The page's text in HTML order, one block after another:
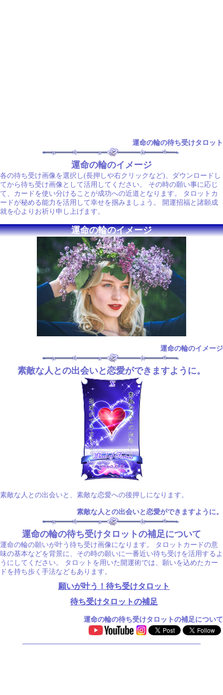
運命の輪の待ち受けタロット
運命の輪のイメージ
各の待ち受け画像を選択し(長押しや右クリックなど)、ダウンロードし
てから待ち受け画像として活用してください。 その時の願い事に応じ
て、カードを使い分けることが成功への近道となります。 タロットカ
ードが秘める能力を活用して幸せを掴みましょう。 開運招福と諸願成
就を心よりお祈り申し上げます。
運命の輪のイメージ
運命の輪のイメージ
素敵な人との出会いと恋愛ができますように。
素敵な人との出会いと、素敵な恋愛への後押しになります。
素敵な人との出会いと恋愛ができますように。
運命の輪の待ち受けタロットの補足について
運命の輪の願いが叶う待ち受け画像になります。 タロットカードの意
味の基本などを背景に、その時の願いに一番近い待ち受けを活用するよ
うにしてください。 タロットを用いた開運術では、願いを込めたカー
ドを持ち歩く手法などもあります。
願いが叶う！待ち受けタロット
待ち受けタロットの補足
運命の輪の待ち受けタロットの補足について